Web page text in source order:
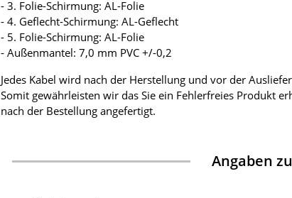
- 3. Folie-Schirmung: AL-Folie
- 4. Geflecht-Schirmung: AL-Geflecht
- 5. Folie-Schirmung: AL-Folie
- Außenmantel: 7,0 mm PVC +/-0,2
Jedes Kabel wird nach der Herstellung und vor der
Somit gewährleisten wir das Sie ein Fehlerfreies Produkt
nach der Bestellung angefertigt.
Angaben